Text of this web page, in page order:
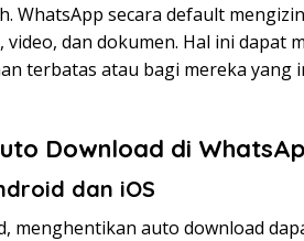
WhatsApp secara default
dan dokumen. Hal ini dapat
terbatas atau bagi mereka yang
Download di
dan iOS
menghentikan auto download